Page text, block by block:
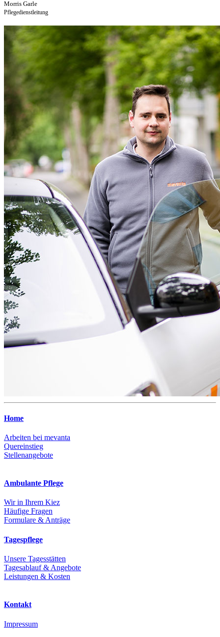
Morris Garle
Pflegedienstleitung
Home
Arbeiten bei mevanta
Quereinstieg
Stellenangebote
Ambulante Pflege
Wir in Ihrem Kiez
Häufige Fragen
Formulare & Anträge
Tagespflege
Unsere Tagesstätten
Tagesablauf & Angebote
Leistungen & Kosten
Kontakt
Impressum